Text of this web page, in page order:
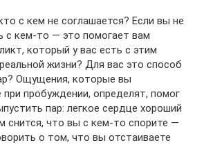
с кем не соглашается? Если вы не
с кем-то — это помогает вам
который у вас есть с этим
жизни? Для вас это способ
Ощущения, которые вы
пробуждении, определят, помог
пар: легкое сердце хороший
снится, что вы с кем-то спорите —
о том, что вы отстаиваете